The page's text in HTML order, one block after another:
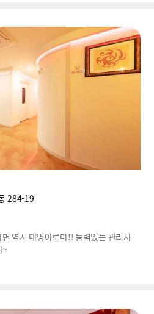
284-19
역시 대명아로마!! 능력있는 관리사
~